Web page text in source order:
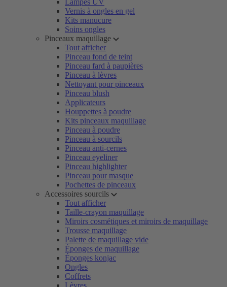
Lampes UV
Vernis à ongles en gel
Kits manucure
Soins ongles
Pinceaux maquillage
Tout afficher
Pinceau fond de teint
Pinceau fard à paupières
Pinceau à lèvres
Nettoyant pour pinceaux
Pinceau blush
Applicateurs
Houppettes à poudre
Kits pinceaux maquillage
Pinceau à poudre
Pinceau à sourcils
Pinceau anti-cernes
Pinceau eyeliner
Pinceau highlighter
Pinceau pour masque
Pochettes de pinceaux
Accessoires sourcils
Tout afficher
Taille-crayon maquillage
Miroirs cosmétiques et miroirs de maquillage
Trousse maquillage
Palette de maquillage vide
Éponges de maquillage
Éponges konjac
Ongles
Coffrets
Lèvres